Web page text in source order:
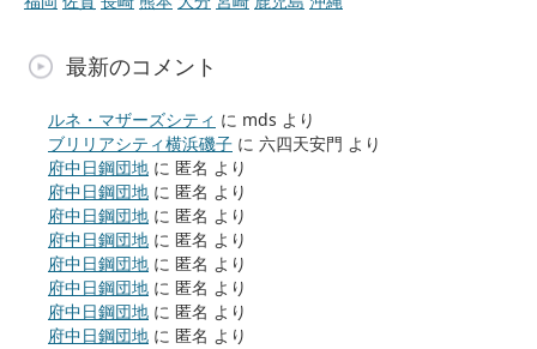
最新のコメント
ルネ・マザーズシティ に mds より
ブリリアシティ横浜磯子 に 六四天安門 より
府中日鋼団地 に 匿名 より
府中日鋼団地 に 匿名 より
府中日鋼団地 に 匿名 より
府中日鋼団地 に 匿名 より
府中日鋼団地 に 匿名 より
府中日鋼団地 に 匿名 より
府中日鋼団地 に 匿名 より
府中日鋼団地 に 匿名 より